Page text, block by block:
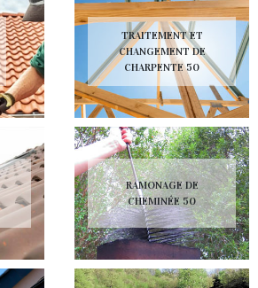
TRAITEMENT ET
CHANGEMENT DE
CHARPENTE 50
RAMONAGE DE
CHEMINÉE 50